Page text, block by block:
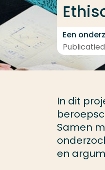
Een
In dit
Samen
en